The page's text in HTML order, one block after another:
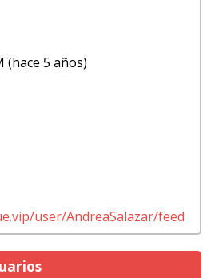
(hace 5 años)
user/AndreaSalazar/feed